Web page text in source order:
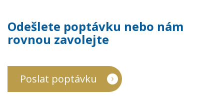
Odešlete poptávku nebo nám
rovnou zavolejte
Poslat poptávku